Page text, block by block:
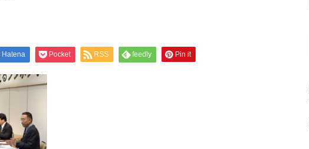
Hatena Pocket RSS feedly Pin it